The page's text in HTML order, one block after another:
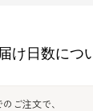
け日数につ
ご注文で、